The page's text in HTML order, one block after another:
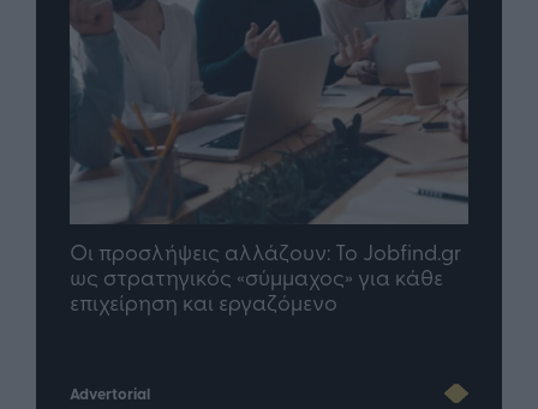
αλλάζουν: To Jobfind.gr
«σύμμαχος» για κάθε
και εργαζόμενο
TP Greece: Πώς
μέλλον του
Advertorial